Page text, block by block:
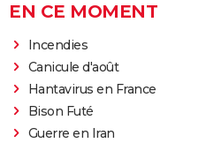
EN CE MOMENT
Incendies
Canicule d'août
Hantavirus en France
Bison Futé
Guerre en Iran